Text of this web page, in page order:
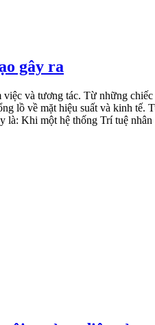
gây ra
và tương tác. Từ những
lồ về mặt hiệu suất và kinh
Khi một hệ thống Trí tuệ